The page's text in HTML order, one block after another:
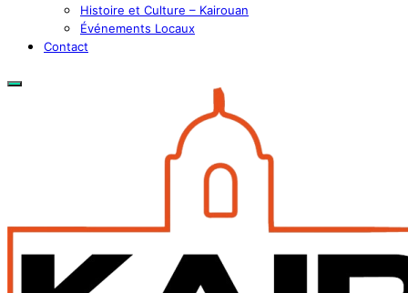
Histoire et Culture – Kairouan
Événements Locaux
Contact